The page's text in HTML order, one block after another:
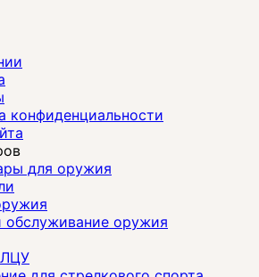
конфиденциальности
для оружия
обслуживание оружия